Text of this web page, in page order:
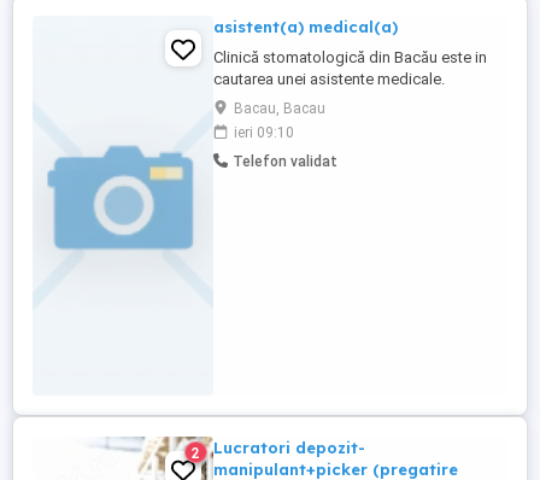
asistent(a) medical(a)
Clinică stomatologică din Bacău este in
cautarea unei asistente medicale.
Programul de lucru este de luni-vineri, în
schimburi. Așteptăm CV-ul persoanelor
interesate.
Bacau, Bacau
ieri 09:10
Telefon validat
2
Lucratori depozit-
manipulant+picker (pregatire